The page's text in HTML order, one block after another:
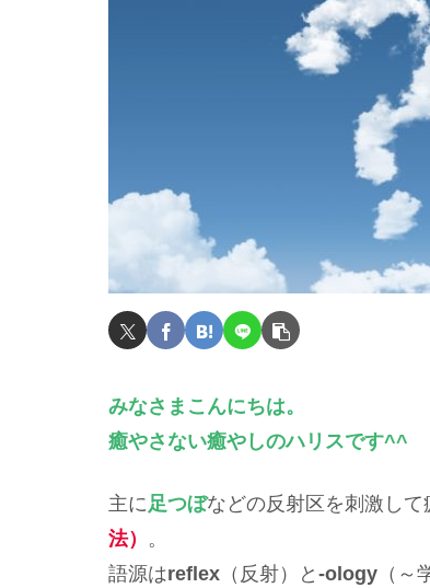
みなさまこんにちは。
癒やさない癒やしのハリスです^^
主に足つぼなどの反射区を刺激し
法） 。
語源はreflex （反射）と -ology （